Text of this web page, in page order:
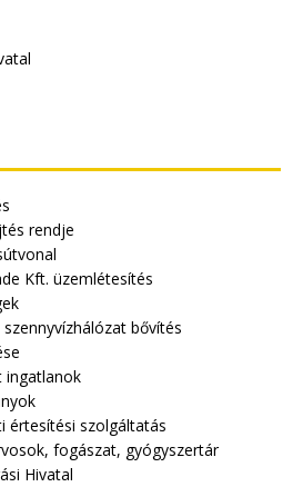
rendje
Kft. üzemlétesítés
bővítés
ingatlanok
értesítési szolgáltatás
fogászat, gyógyszertár
Hivatal